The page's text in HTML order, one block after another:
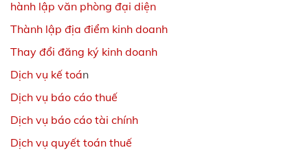
hành lập văn phòng đại diện
Thành lập địa điểm kinh doanh
Thay đổi đăng ký kinh doanh
Dịch vụ kế toán
Dịch vụ báo cáo thuế
Dịch vụ báo cáo tài chính
Dịch vụ quyết toán thuế